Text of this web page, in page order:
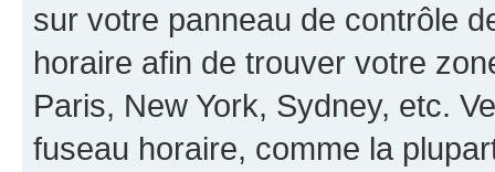
sur votre panneau de contrôle
horaire afin de trouver votre
Paris, New York, Sydney, etc.
fuseau horaire, comme la